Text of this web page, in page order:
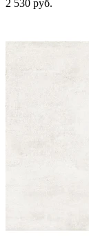
2 530 руб.